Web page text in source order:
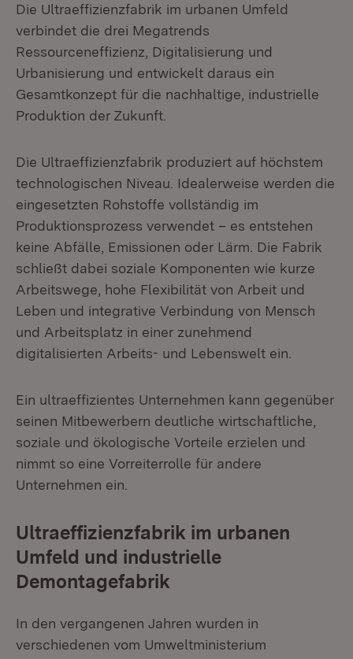
Die Ultraeffizienzfabrik im urbanen Umfeld
verbindet die drei Megatrends
Ressourceneffizienz, Digitalisierung und
Urbanisierung und entwickelt daraus ein
Gesamtkonzept für die nachhaltige, industrielle
Produktion der Zukunft.
Die Ultraeffizienzfabrik produziert auf höchstem
technologischen Niveau. Idealerweise werden die
eingesetzten Rohstoffe vollständig im
Produktionsprozess verwendet – es entstehen
keine Abfälle, Emissionen oder Lärm. Die Fabrik
schließt dabei soziale Komponenten wie kurze
Arbeitswege, hohe Flexibilität von Arbeit und
Leben und integrative Verbindung von Mensch
und Arbeitsplatz in einer zunehmend
digitalisierten Arbeits- und Lebenswelt ein.
Ein ultraeffizientes Unternehmen kann gegenüber
seinen Mitbewerbern deutliche wirtschaftliche,
soziale und ökologische Vorteile erzielen und
nimmt so eine Vorreiterrolle für andere
Unternehmen ein.
Ultraeffizienzfabrik im urbanen
Umfeld und industrielle
Demontagefabrik
In den vergangenen Jahren wurden in
verschiedenen vom Umweltministerium